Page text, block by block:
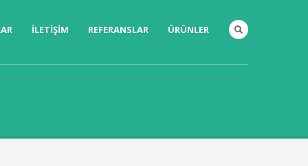
İLETIŞIM REFERANSLAR ÜRÜNLER